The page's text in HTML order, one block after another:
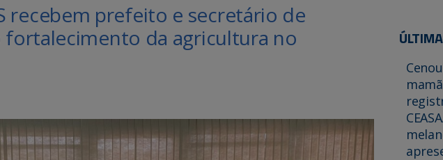
recebem prefeito e secretário de
da agricultura no